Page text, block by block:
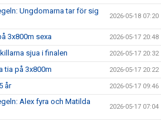
Ungdomarna tar för sig
2026-05-18 07:20
3x800m sexa 2026-05-17 20:48
sjua i finalen 2026-05-17 20:32
tia på 3x800m 2026-05-17 20:22
år 2026-05-17 09:46
Alex fyra och Matilda
2026-05-17 07:04